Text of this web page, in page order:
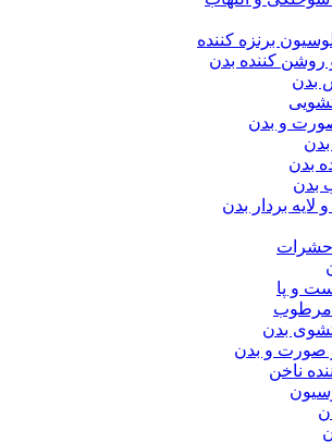
برنزه کننده
کننده بدن
بدن
و بدن
بدن
بدن
لایه بردار بدن
حشرات
و پا
مرطوب
بدن
صورت و بدن
ناخن